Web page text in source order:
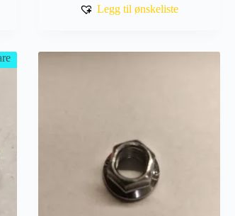
kr 948
Alternativene
Legg til ønskeliste